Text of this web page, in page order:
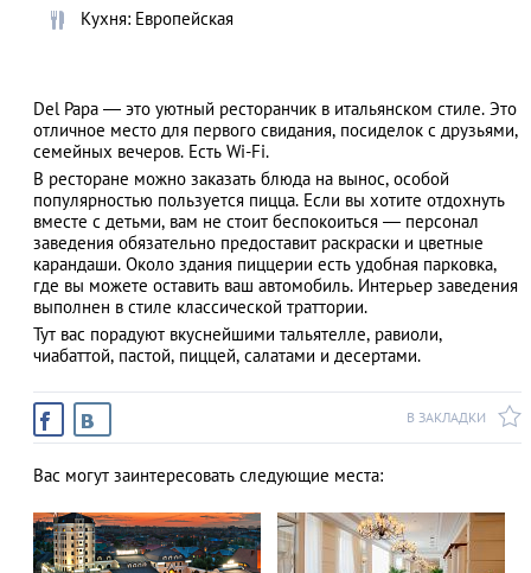
АЗАД
Кухня: Европейская
Del Papa — это уютный ресторанчик в итальянском стиле. Это
отличное место для первого свидания, посиделок с друзьями,
семейных вечеров. Есть Wi-Fi.
В ресторане можно заказать блюда на вынос, особой
популярностью пользуется пицца. Если вы хотите отдохнуть
вместе с детьми, вам не стоит беспокоиться — персонал
заведения обязательно предоставит раскраски и цветные
карандаши. Около здания пиццерии есть удобная парковка,
где вы можете оставить ваш автомобиль. Интерьер заведения
выполнен в стиле классической траттории.
Тут вас порадуют вкуснейшими тальятелле, равиоли,
чиабаттой, пастой, пиццей, салатами и десертами.
В ЗАКЛАДКИ
Вас могут заинтересовать следующие места: